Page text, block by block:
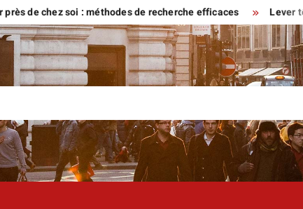
chez soi : méthodes de recherche efficaces Lever tôt ou